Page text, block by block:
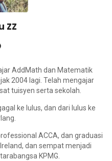
ZZ
AddMath dan Matematik
2004 lagi. Telah mengajar
tuisyen serta sekolah.
ke lulus, dan dari lulus ke
ACCA, dan graduasi
dan sempat menjadi
KPMG.